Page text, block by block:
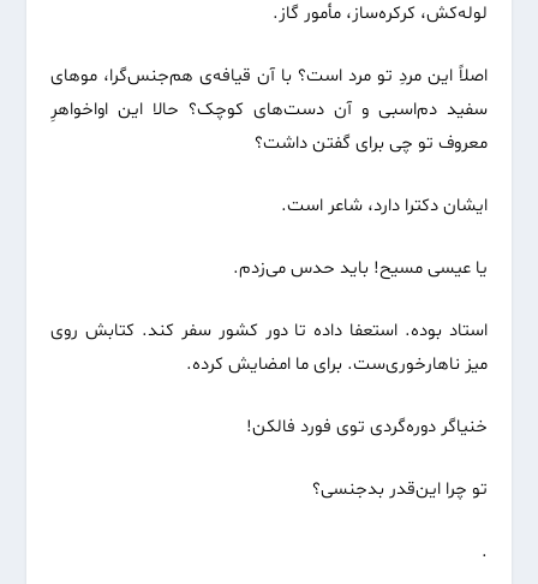
لوله‌کش، کرکره‌ساز، مأمور گاز.
اصلاً این مردِ تو مرد است؟ با آن قیافه‌ی هم‌جنس‌گرا، موهای
سفید دم‌اسبی و آن دست‌های کوچک؟ حالا این اواخواهرِ
معروف تو چی برای گفتن داشت؟
ایشان دکترا دارد، شاعر است.
یا عیسی مسیح! باید حدس می‌زدم.
استاد بوده. استعفا داده تا دور کشور سفر کند. کتابش روی
میز ناهارخوری‌ست. برای ما امضایش کرده.
خنیاگر دوره‌گردی توی فورد فالکن!
تو چرا این‌قدر بدجنسی؟
.